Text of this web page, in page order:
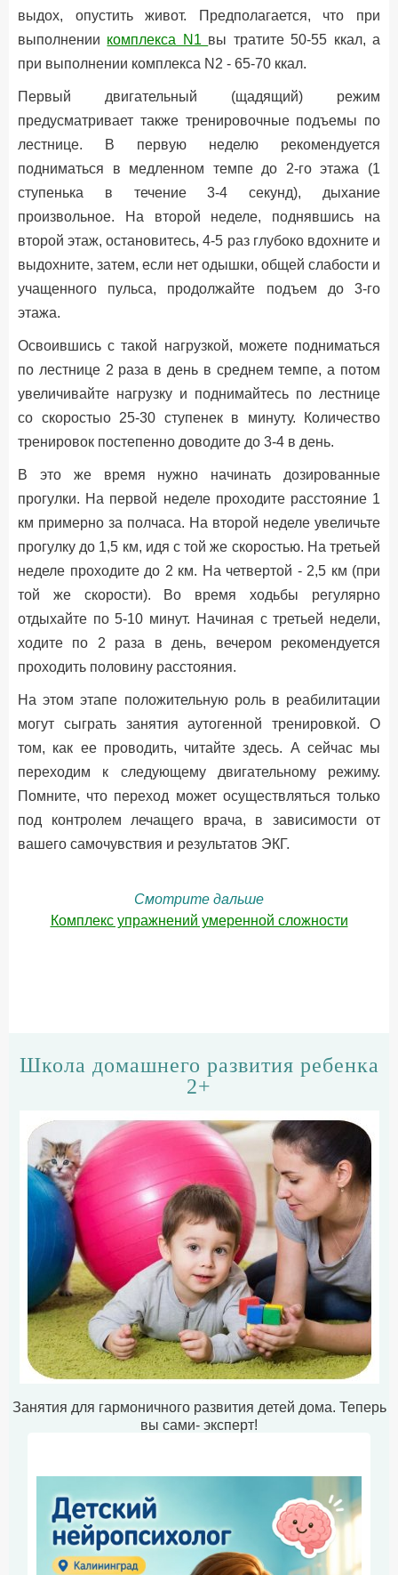
выдох, опустить живот. Предполагается, что при
выполнении комплекса N1 вы тратите 50-55 ккал, а
при выполнении комплекса N2 - 65-70 ккал.
Первый двигательный (щадящий) режим
предусматривает также тренировочные подъемы по
лестнице. В первую неделю рекомендуется
подниматься в медленном темпе до 2-го этажа (1
ступенька в течение 3-4 секунд), дыхание
произвольное. На второй неделе, поднявшись на
второй этаж, остановитесь, 4-5 раз глубоко вдохните и
выдохните, затем, если нет одышки, общей слабости и
учащенного пульса, продолжайте подъем до 3-го
этажа.
Освоившись с такой нагрузкой, можете подниматься
по лестнице 2 раза в день в среднем темпе, а потом
увеличивайте нагрузку и поднимайтесь по лестнице
со скоростыо 25-30 ступенек в минуту. Количество
тренировок постепенно доводите до 3-4 в день.
В это же время нужно начинать дозированные
прогулки. На первой неделе проходите расстояние 1
км примерно за полчаса. На второй неделе увеличьте
прогулку до 1,5 км, идя с той же скоростью. На третьей
неделе проходите до 2 км. На четвертой - 2,5 км (при
той же скорости). Во время ходьбы регулярно
отдыхайте по 5-10 минут. Начиная с третьей недели,
ходите по 2 раза в день, вечером рекомендуется
проходить половину расстояния.
На этом этапе положительную роль в реабилитации
могут сыграть занятия аутогенной тренировкой. О
том, как ее проводить, читайте здесь. А сейчас мы
переходим к следующему двигательному режиму.
Помните, что переход может осуществляться только
под контролем лечащего врача, в зависимости от
вашего самочувствия и результатов ЭКГ.
Смотрите дальше
Комплекс упражнений умеренной сложности
Школа домашнего развития ребенка
2+
Занятия для гармоничного развития детей дома. Теперь
вы сами- эксперт!